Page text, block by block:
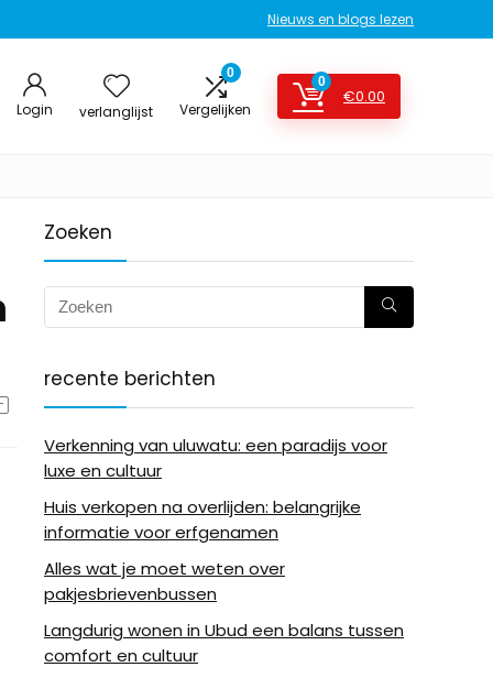
Nieuws en blogs lezen
Login verlanglijst
0
Vergelijken
0
€0.00
Zoeken
recente berichten
Verkenning van uluwatu: een paradijs voor
luxe en cultuur
Huis verkopen na overlijden: belangrijke
informatie voor erfgenamen
Alles wat je moet weten over
pakjesbrievenbussen
Langdurig wonen in Ubud een balans tussen
comfort en cultuur